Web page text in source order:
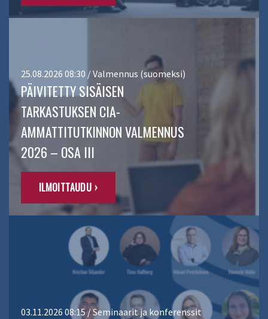
25.08.2026 08:30 / Valmennus (suomeksi)
PÄIVITETTY SISÄISEN
TARKASTUKSEN CIA-
AMMATTITUTKINNON VALMENNUS
2026 – OSA III
ILMOITTAUDU ›
03.11.2026 08:15 / Seminaarit ja konferenssit